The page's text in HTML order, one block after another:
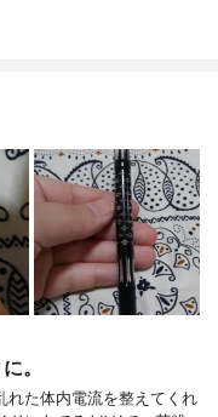
。
れた体内電流を整えてくれ